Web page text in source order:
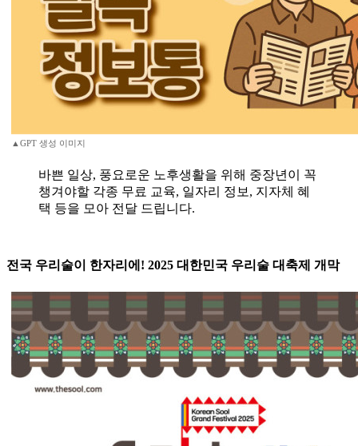
▲GPT 생성 이미지
바쁜 일상, 풍요로운 노후생활을 위해 중장년이 꼭
챙겨야할 각종 무료 교육, 일자리 정보, 지자체 혜
택 등을 모아 전달 드립니다.
전국 우리술이 한자리에! 2025 대한민국 우리술 대축제 개막